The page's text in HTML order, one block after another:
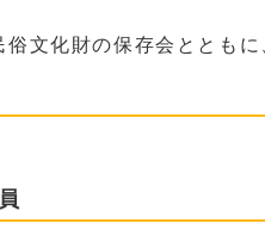
俗文化財の保存会ととも